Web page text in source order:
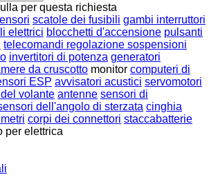
per questa richiesta
scatole dei fusibili gambi interruttori
elettrici blocchetti d'accensione pulsanti
telecomandi regolazione sospensioni
invertitori di potenza generatori
da cruscotto monitor computeri di
ESP avvisatori acustici servomotori
volante antenne sensori di
dell'angolo di sterzata cinghia
corpi dei connettori staccabatterie
per elettrica